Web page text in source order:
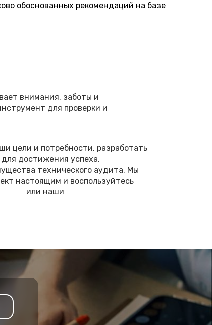
обоснованных рекомендаций на базе
внимания, заботы и
для проверки и
цели и потребности, разработать
достижения успеха.
технического аудита. Мы
настоящим и воспользуйтесь
или наши